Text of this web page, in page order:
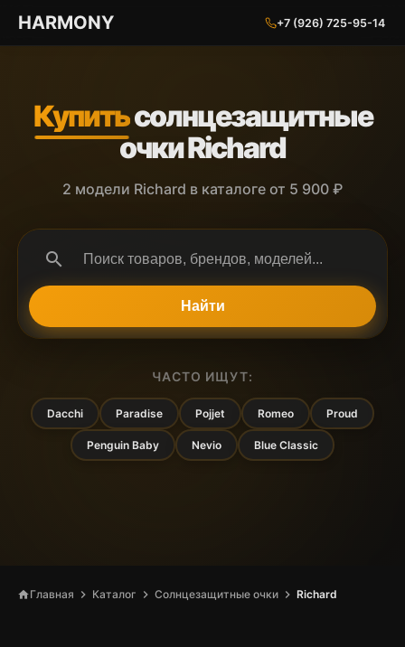
ГАРМОНИЯ ГЛАЗ
HARMONY +7 (926) 725-95-14
Купитьсолнцезащитные
очки Richard
2 модели Richard в каталоге от 5 900 ₽
search
Найти
ЧАСТО ИЩУТ:
Dacchi Paradise Pojjet Romeo Proud
Penguin Baby Nevio Blue Classic
homeГлавная chevron_right Каталог chevron_right Солнцезащитные очки chevron_right Richard